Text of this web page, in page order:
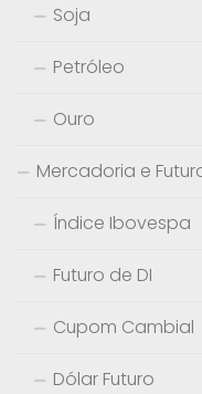
Soja
Petróleo
Ouro
Mercadoria e
Índice Ibovespa
Futuro de DI
Cupom Cambial
Dólar Futuro